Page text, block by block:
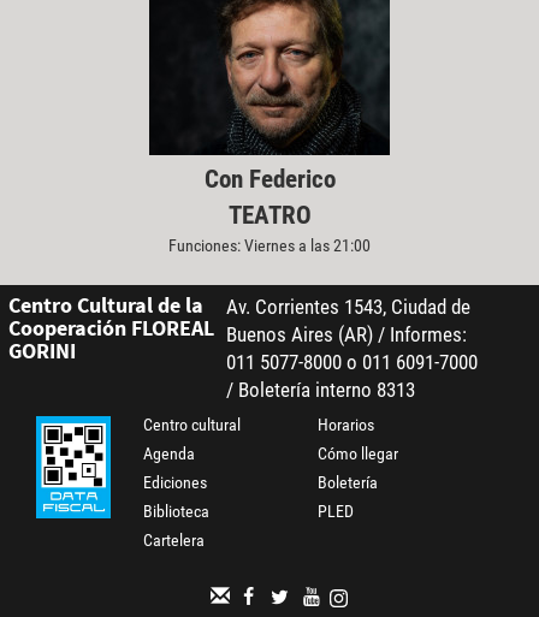
Con Federico
TEATRO
Funciones: Viernes a las 21:00
Centro Cultural de la
Cooperación FLOREAL
GORINI
Av. Corrientes 1543, Ciudad de
Buenos Aires (AR) / Informes:
011 5077-8000 o 011 6091-7000
/ Boletería interno 8313
Centro cultural
Agenda
Ediciones
Biblioteca
Cartelera
Horarios
Cómo llegar
Boletería
PLED